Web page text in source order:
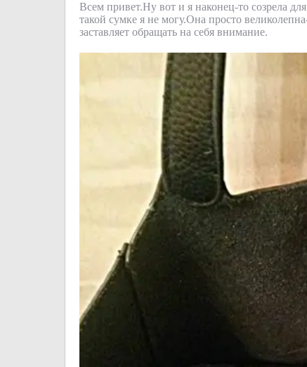
Всем привет.Ну вот и я наконец-то созрела
такой сумке я не могу.Она просто
заставляет обращать на себя внимание.